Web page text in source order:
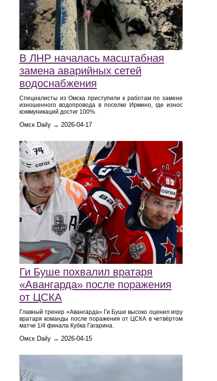
В ЛНР началась масштабная
замена аварийных сетей
водоснабжения
Специалисты из Омска приступили к работам по замене
изношенного водопровода в поселке Ирмино, где износ
коммуникаций достиг 100%.
Омск Daily → 2026-04-17
Ги Буше похвалил вратаря
«Авангарда» после поражения
от ЦСКА
Главный тренер «Авангарда» Ги Буше высоко оценил игру
вратаря команды после поражения от ЦСКА в четвёртом
матче 1/4 финала Кубка Гагарина.
Омск Daily → 2026-04-15